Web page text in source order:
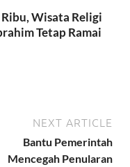
Wisata Religi
Tetap Ramai
NEXT ARTICLE
Bantu Pemerintah
Mencegah Penularan